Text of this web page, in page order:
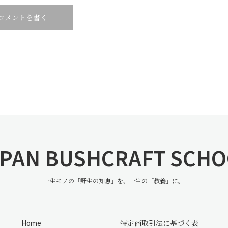
BUSHCRAFT
一生モノの「野生の知恵」を、一生の「教養」に。
Home 特定商取引法に基づく表